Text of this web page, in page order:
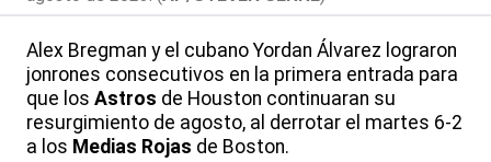
Alex Bregman y el cubano Yordan Álvarez lograron
jonrones consecutivos en la primera entrada para
que los Astros de Houston continuaran su
resurgimiento de agosto, al derrotar el martes 6-2
a los Medias Rojas de Boston.